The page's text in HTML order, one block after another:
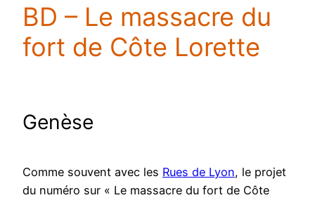
BD – Le massacre du
fort de Côte Lorette
Genèse
Comme souvent avec les Rues de Lyon, le projet
du numéro sur « Le massacre du fort de Côte